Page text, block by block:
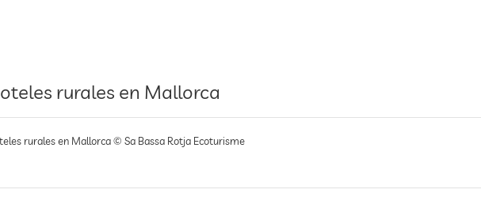
rurales en Mallorca
rurales en Mallorca © Sa Bassa Rotja Ecoturisme